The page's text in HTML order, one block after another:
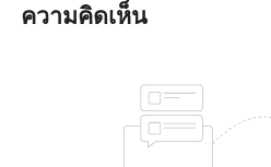
ความคิดเห็น